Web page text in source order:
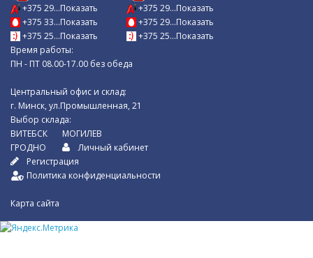
+375 29...Показать
+375 33...Показать
+375 25...Показать
+375 29...Показать
+375 29...Показать
+375 25...Показать
Время работы:
ПН - ПТ 08.00-17.00 без обеда
Центральный офис и склад:
г. Минск, ул.Промышленная, 21
Выбор склада:
ВИТЕБСК
ГРОДНО
МОГИЛЕВ
Личный кабинет
Регистрация
Политика конфиденциальности
Карта сайта